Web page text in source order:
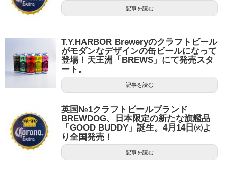
記事を読む
T.Y.HARBOR Breweryのクラフトビール
がモダンなデザインの缶ビールになって
登場！天王洲「BREWS」にて発売スタ
ート。
記事を読む
英国№1クラフトビールブランド
BREWDOG、日本限定の新たな旗艦品
「GOOD BUDDY」誕生。4月14日㈫よ
り全国発売！
記事を読む